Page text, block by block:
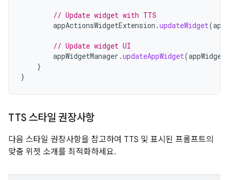
// Update widget with TTS
appActionsWidgetExtension .updateWidget(
// Update widget UI
appWidgetManager .updateAppWidget(
}
}
TTS 스타일 권장사항
다음 스타일 권장사항을 참고하여 TTS 및 표시된 프롬프트의
맞춤 위젯 소개를 최적화하세요.